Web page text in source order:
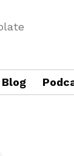
Blog